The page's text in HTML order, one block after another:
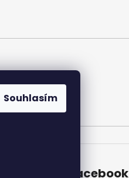
Souhlasím
Facebook